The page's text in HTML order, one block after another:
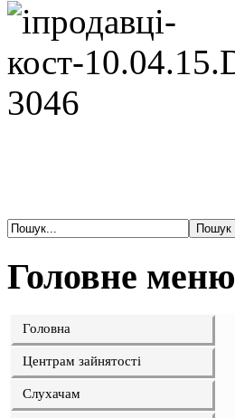
Головне меню
Головна
Центрам зайнятості
Слухачам